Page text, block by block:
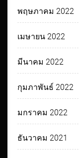
พฤษภาคม 2022
เมษายน 2022
มีนาคม 2022
กุมภาพันธ์ 2022
มกราคม 2022
ธันวาคม 2021